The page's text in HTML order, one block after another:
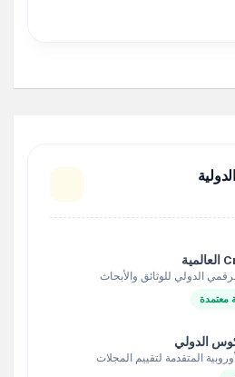
الدولي للوثائق والأبحاث
معتمدة
الدولي
المتقدمة لتقييم المجلات